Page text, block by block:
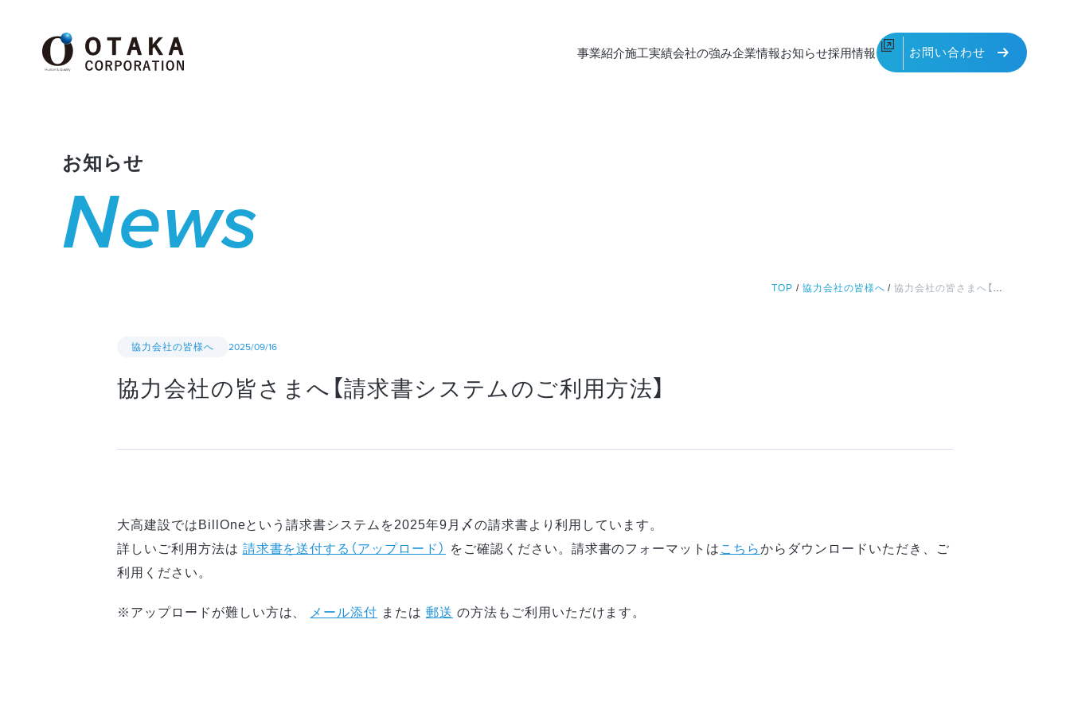
事業紹介施工実績会社の強み企業情報お知らせ採用情報 お問い合わせ
お知らせ
News
TOP / 協力会社の皆様へ /協力会社の皆さまへ【請求書システムのご利用方法】
協力会社の皆様へ 2025/09/16
協力会社の皆さまへ【請求書システムのご利用方法】
大高建設ではBillOneという請求書システムを2025年9月〆の請求書より利用しています。
詳しいご利用方法は 請求書を送付する（アップロード） をご確認ください。請求書のフォーマットは こちらからダウンロードいただき、ご
利用ください。
※アップロードが難しい方は、 メール添付 または郵送 の方法もご利用いただけます。